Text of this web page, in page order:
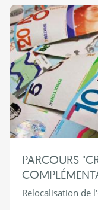
PARCOURS
Relocalisation de